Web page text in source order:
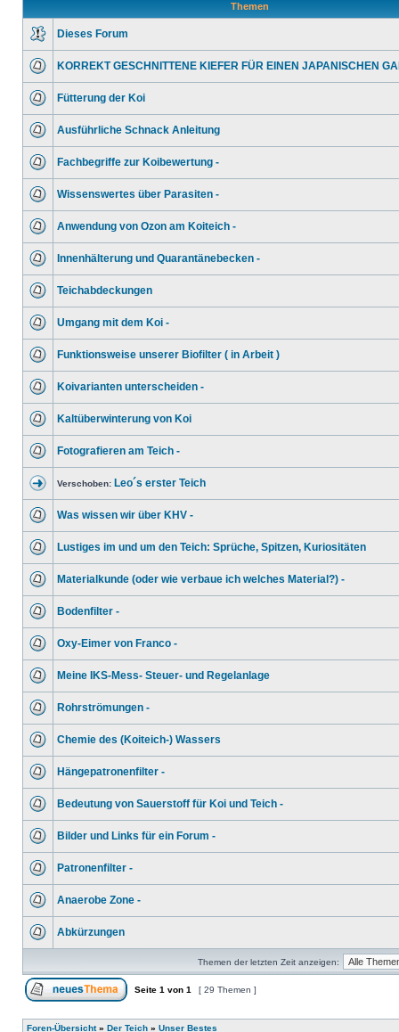
Themen
Dieses Forum
KORREKT GESCHNITTENE KIEFER FÜR EINEN JAPANISCHEN
Fütterung der Koi
Ausführliche Schnack Anleitung
Fachbegriffe zur Koibewertung -
Wissenswertes über Parasiten -
Anwendung von Ozon am Koiteich -
Innenhälterung und Quarantänebecken -
Teichabdeckungen
Umgang mit dem Koi -
Funktionsweise unserer Biofilter ( in Arbeit )
Koivarianten unterscheiden -
Kaltüberwinterung von Koi
Fotografieren am Teich -
Verschoben: Leo´s erster Teich
Was wissen wir über KHV -
Lustiges im und um den Teich: Sprüche, Spitzen, Kuriositäten
Materialkunde (oder wie verbaue ich welches Material?) -
Bodenfilter -
Oxy-Eimer von Franco -
Meine IKS-Mess- Steuer- und Regelanlage
Rohrströmungen -
Chemie des (Koiteich-) Wassers
Hängepatronenfilter -
Bedeutung von Sauerstoff für Koi und Teich -
Bilder und Links für ein Forum -
Patronenfilter -
Anaerobe Zone -
Abkürzungen
Themen der letzten Zeit anzeigen:
Seite 1 von 1 [ 29 Themen ]
Foren-Übersicht» Der Teich » Unser Bestes